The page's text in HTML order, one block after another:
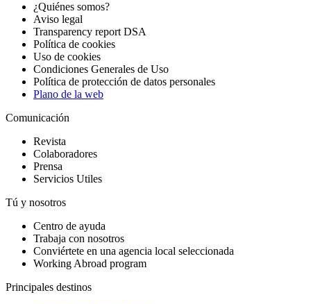
¿Quiénes somos?
Aviso legal
Transparency report DSA
Política de cookies
Uso de cookies
Condiciones Generales de Uso
Política de protección de datos personales
Plano de la web
Comunicación
Revista
Colaboradores
Prensa
Servicios Utiles
Tú y nosotros
Centro de ayuda
Trabaja con nosotros
Conviértete en una agencia local seleccionada
Working Abroad program
Principales destinos